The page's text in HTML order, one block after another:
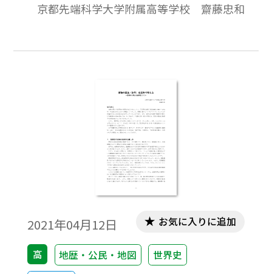
と比較検討するいう授業案をご提案させて
京都先端科学大学附属高等学校 齋藤忠和
2021年04月12日
高 地歴・公民・地図
世界史
お気に入りに追加